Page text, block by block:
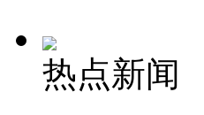
热点新闻